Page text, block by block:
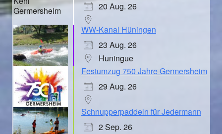
20 Aug. 26
WW-Kanal Hüningen
23 Aug. 26
Huningue
Festumzug 750 Jahre Germersheim
29 Aug. 26
Schnupperpaddeln für Jedermann
2 Sep. 26